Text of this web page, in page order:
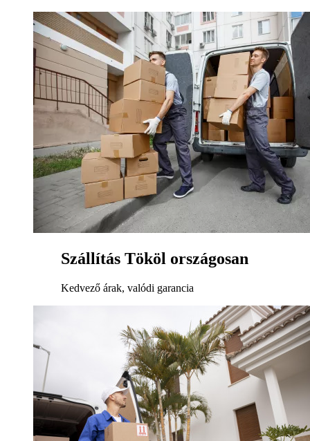
Szállítás Tököl országosan
Kedvező árak, valódi garancia